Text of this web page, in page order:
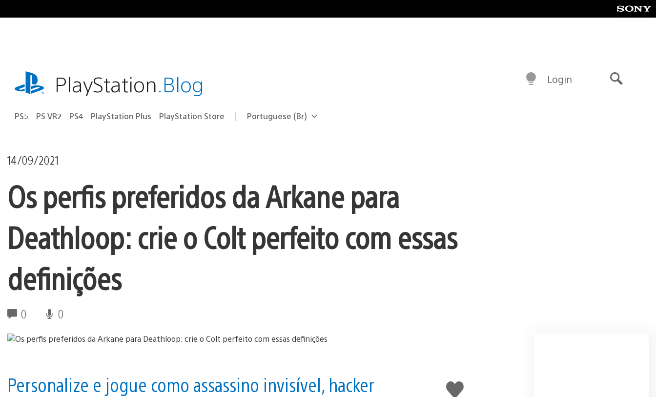
para
playstation.comPlayStation.Blog
PS5 PS VR2 PS4 PlayStation Plus PlayStation Store Selecione
Região
Portuguese (Br)
Login
14/09/2021
Os perfis preferidos da Arkane para
Deathloop: crie o Colt perfeito com essas
definições
0 0
Curtir
Personalize e jogue como assassino invisível, hacker